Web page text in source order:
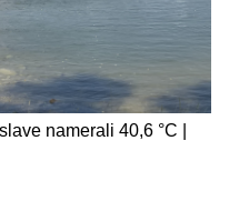
namerali 40,6 °C |